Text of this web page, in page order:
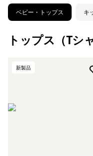
ベビー・トップス キ
トップス（Tシ
新製品